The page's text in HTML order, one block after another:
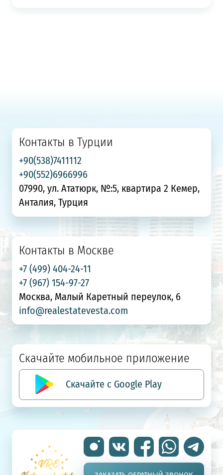
Контакты в Турции
+90(538)7411112
+90(552)6966996
07990, ул. Ататюрк, №:5, квартира 2 Кемер,
Анталия, Турция
Контакты в Москве
+7 (499) 404-24-11
+7 (967) 154-97-27
Москва, Малый Каретный переулок, 6
info@realestatevesta.com
Скачайте мобильное приложение
Скачайте с Google Play